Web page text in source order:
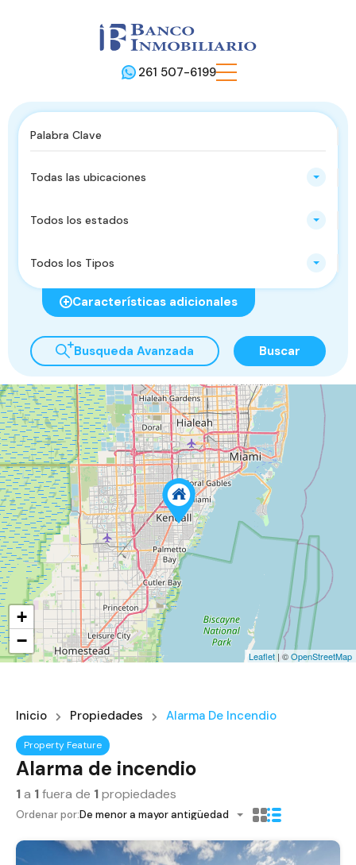
261 507-6199
Todas las ubicaciones
Todos los estados
Todos los Tipos
Características adicionales
Busqueda Avanzada Buscar
+
−
Leaflet | ©OpenStreetMap
Inicio Propiedades Alarma De Incendio
Property Feature
Alarma de incendio
1a 1fuera de 1propiedades
Ordenar por:De menor a mayor antigüedad